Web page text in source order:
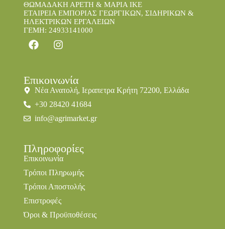
ΘΩΜΑΔΑΚΗ ΑΡΕΤΗ & ΜΑΡΙΑ IKE
ΕΤΑΙΡΕΙΑ ΕΜΠΟΡΙΑΣ ΓΕΩΡΓΙΚΩΝ, ΣΙΔΗΡΙΚΩΝ &
ΗΛΕΚΤΡΙΚΩΝ ΕΡΓΑΛΕΙΩΝ
ΓΕΜΗ: 24933141000
Επικοινωνία
Νέα Ανατολή, Ιεραπετρα Κρήτη 72200, Ελλάδα
+30 28420 41684
info@agrimarket.gr
Πληροφορίες
Επικοινωνία
Τρόποι Πληρωμής
Τρόποι Αποστολής
Επιστροφές
Όροι & Προϋποθέσεις